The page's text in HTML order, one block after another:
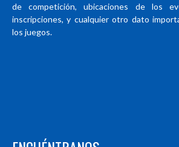
de competición, ubicaciones de los
inscripciones, y cualquier otro dato
los juegos.